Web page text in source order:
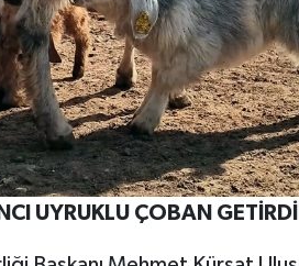
UYRUKLU ÇOBAN